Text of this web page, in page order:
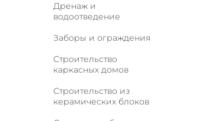
Дренаж и
водоотведение
Заборы и ограждения
Строительство
каркасных домов
Строительство из
керамических блоков